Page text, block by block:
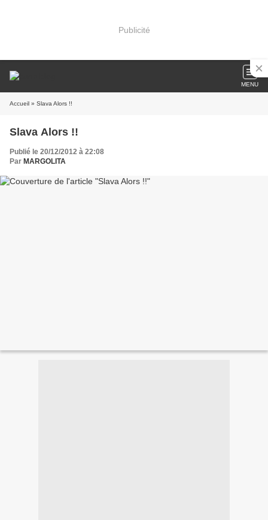
Publicité
MENU
Accueil » Slava Alors !!
Slava Alors !!
Publié le 20/12/2012 à 22:08
Par MARGOLITA